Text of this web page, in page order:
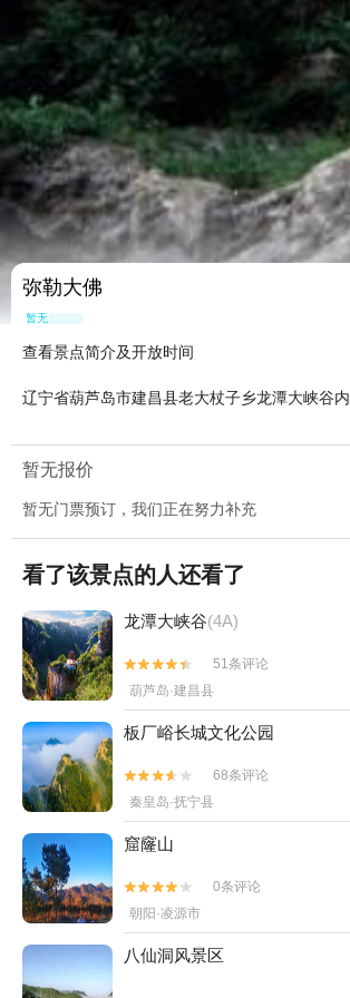
弥勒大佛
暂无点评
查看景点简介及开放时间
辽宁省葫芦岛市建昌县老大杖子乡龙潭大峡谷内
暂无报价
暂无门票预订，我们正在努力补充
看了该景点的人还看了
龙潭大峡谷(4A)


51条评论
葫芦岛·建昌县
板厂峪长城文化公园


68条评论
秦皇岛·抚宁县
窟窿山


0条评论
朝阳·凌源市
八仙洞风景区